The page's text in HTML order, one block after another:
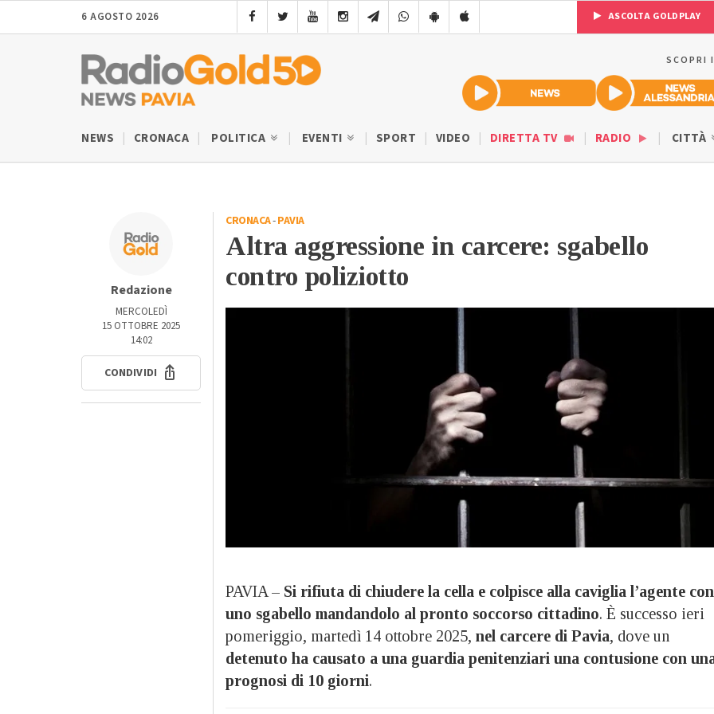
6 AGOSTO 2026 ASCOLTA GOLDPLAY
SCOPRI
NEWS CRONACA POLITICA EVENTI SPORT VIDEO DIRETTA TV RADIO CITTÀ
Redazione
MERCOLEDÌ
15 OTTOBRE 2025
14:02
CONDIVIDI
CRONACA-PAVIA
Altra aggressione in carcere: sgabello
contro poliziotto
PAVIA – Si rifiuta di chiudere la cella e colpisce alla caviglia l’agente con
uno sgabello mandandolo al pronto soccorso cittadino. È successo ieri
pomeriggio, martedì 14 ottobre 2025, nel carcere di Pavia, dove un
detenuto ha causato a una guardia penitenziari una contusione con
prognosi di 10 giorni.